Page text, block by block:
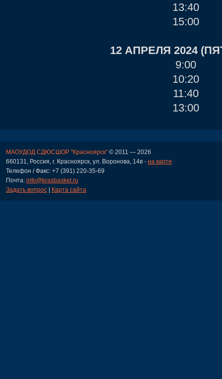
13:40
15:00
12 АПРЕЛЯ 2024
9:00
10:20
11:40
13:00
МАОУДОД СДЮСШОР "Красноярск" © 2011 — 2026
660131, Россия, г. Красноярск, ул. Воронова, 14в - на карте
Телефон / Факс: +7 (391) 220-35-69
Почта: info@krasbasket.ru
Задать вопрос | Карта сайта